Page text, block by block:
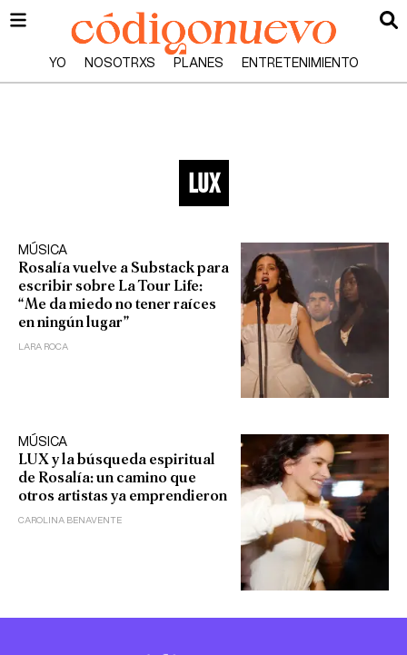
YO NOSOTRXS PLANES ENTRETENIMIENTO
lux
MÚSICA
Rosalía vuelve a Substack para
escribir sobre La Tour Life:
“Me da miedo no tener raíces
en ningún lugar”
LARA ROCA
MÚSICA
LUX y la búsqueda espiritual
de Rosalía: un camino que
otros artistas ya emprendieron
CAROLINA BENAVENTE